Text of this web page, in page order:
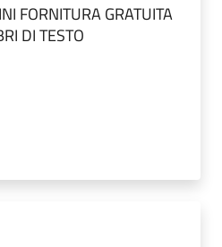
FORNITURA GRATUITA
DI TESTO